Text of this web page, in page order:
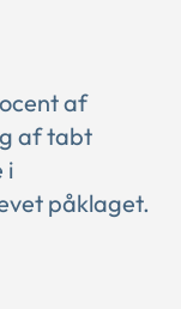
af
af tabt
i
påklaget.